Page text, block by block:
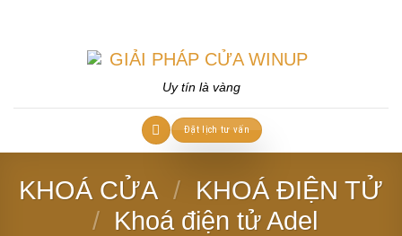
Uy tín là vàng
Đặt lịch tư vấn
KHOÁ CỬA / KHOÁ ĐIỆN TỬ
/ Khoá điện tử Adel